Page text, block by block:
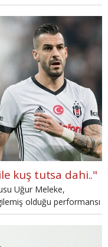
kuş tutsa dahi.."
Uğur Meleke,
olduğu performansı